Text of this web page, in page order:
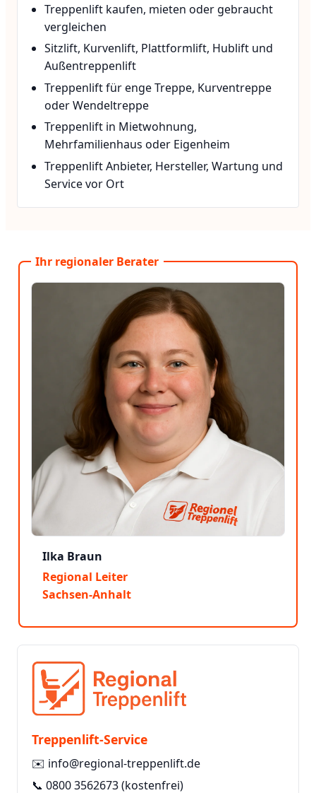
Treppenlift kaufen, mieten oder gebraucht
vergleichen
Sitzlift, Kurvenlift, Plattformlift, Hublift und
Außentreppenlift
Treppenlift für enge Treppe, Kurventreppe
oder Wendeltreppe
Treppenlift in Mietwohnung,
Mehrfamilienhaus oder Eigenheim
Treppenlift Anbieter, Hersteller, Wartung und
Service vor Ort
Ihr regionaler Berater
Ilka Braun
Regional Leiter
Sachsen-Anhalt
Treppenlift-Service
✉️ info@regional-treppenlift.de
📞 0800 3562673(kostenfrei)